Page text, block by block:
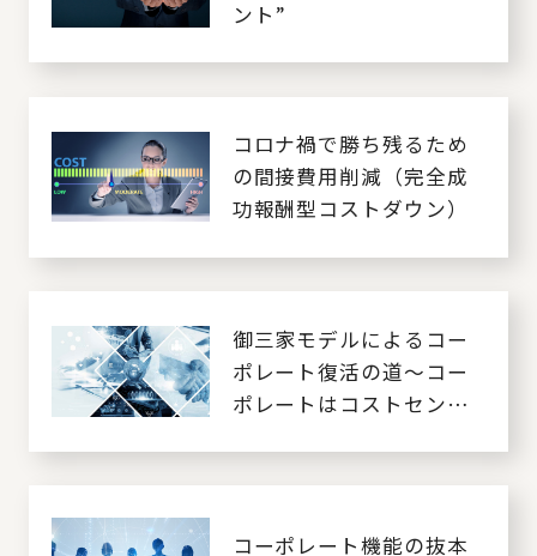
ント”
コロナ禍で勝ち残るため
の間接費用削減（完全成
功報酬型コストダウン）
御三家モデルによるコー
ポレート復活の道～コー
ポレートはコストセンタ
コーポレート機能の抜本